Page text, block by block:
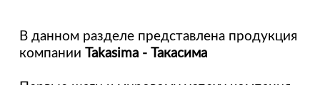
В данном разделе представлена продукция
компании Takasima - Такасима